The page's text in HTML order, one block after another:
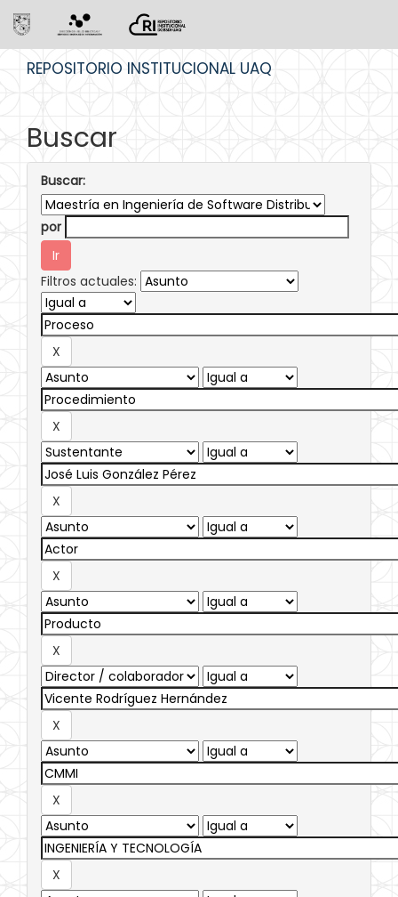
REPOSITORIO INSTITUCIONAL UAQ
Buscar
Buscar:
por
Filtros actuales: